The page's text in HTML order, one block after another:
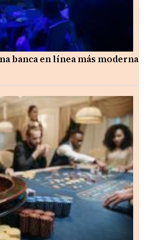
banca en línea más moderna